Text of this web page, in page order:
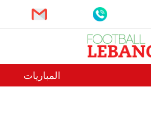
المباريات